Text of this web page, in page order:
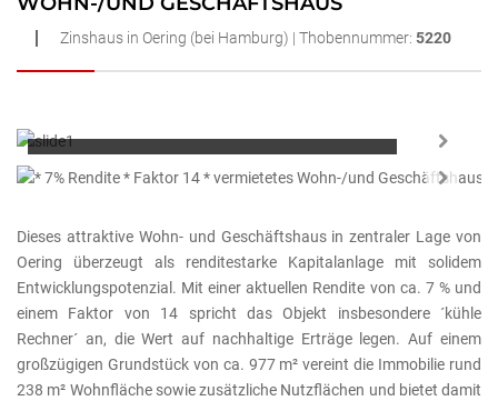
Zinshaus in Oering (bei Hamburg) | Thobennummer: 5220
Next
Dieses attraktive Wohn- und Geschäftshaus in zentraler Lage von
Oering überzeugt als renditestarke Kapitalanlage mit solidem
Entwicklungspotenzial. Mit einer aktuellen Rendite von ca. 7 % und
einem Faktor von 14 spricht das Objekt insbesondere ´kühle
Rechner´ an, die Wert auf nachhaltige Erträge legen. Auf einem
großzügigen Grundstück von ca. 977 m² vereint die Immobilie rund
238 m² Wohnfläche sowie zusätzliche Nutzflächen und bietet damit